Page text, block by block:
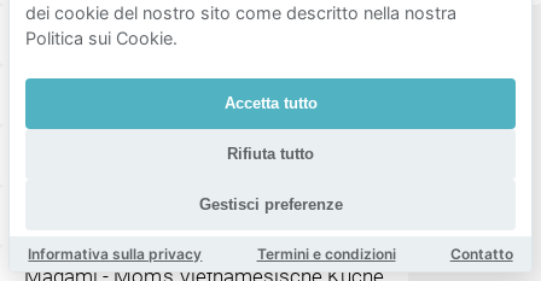
Dreh-Restaurant Sphere im Berliner Fernsehturm
Chamäleon Berlin gGmbH
VAPIANO Berlin Rathausstraße
Staatsoper Unter den Linden Monbijoupark
dei cookie del nostro sito come descritto nella nostra
Politica sui Cookie.
Accetta tutto
Rifiuta tutto
Gestisci preferenze
Informativa sulla privacy Termini e condizioni Contatto